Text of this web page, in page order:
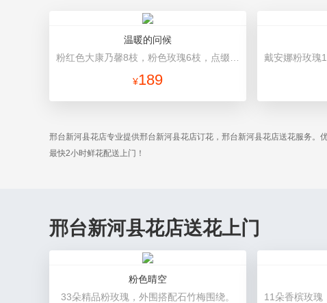
温暖的问候
¥189
邢台新河县花店专业提供邢台新河县花店订花，邢台新河县花店送花服务
最快2小时鲜花配送上门！
邢台新河县花店送花上门
粉色晴空
33朵精品粉玫瑰，外围搭配石竹梅围绕。